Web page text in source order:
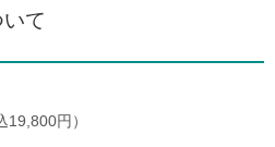
て
円）